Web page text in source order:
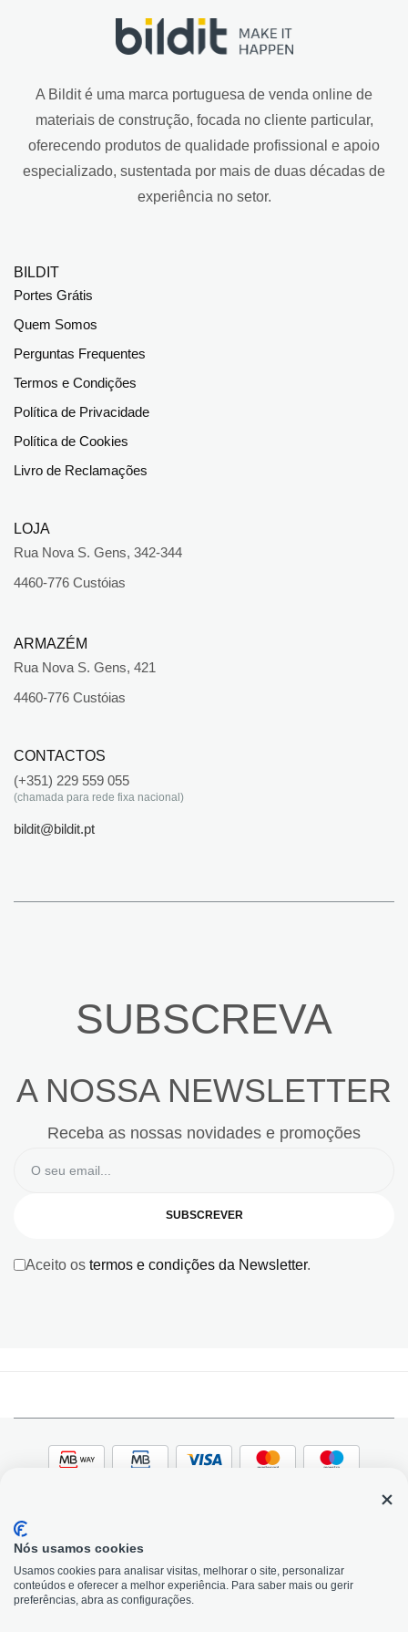
A Bildit é uma marca portuguesa de venda online de
materiais de construção, focada no cliente particular,
oferecendo produtos de qualidade profissional e apoio
especializado, sustentada por mais de duas décadas de
experiência no setor.
BILDIT
Portes Grátis
Quem Somos
Perguntas Frequentes
Termos e Condições
Política de Privacidade
Política de Cookies
Livro de Reclamações
LOJA
Rua Nova S. Gens, 342-344
4460-776 Custóias
ARMAZÉM
Rua Nova S. Gens, 421
4460-776 Custóias
CONTACTOS
(+351) 229 559 055
(chamada para rede fixa nacional)
bildit@bildit.pt
SUBSCREVA
A NOSSA NEWSLETTER
Receba as nossas novidades e promoções
SUBSCREVER
Aceito os termos e condições da Newsletter.
© 2026, Bildit. Todos os direitos reservados | Powered
by Toogas, with
Magento
Precisa de Ajuda?
Nós usamos cookies
Usamos cookies para analisar visitas, melhorar o site, personalizar
conteúdos e oferecer a melhor experiência. Para saber mais ou gerir
preferências, abra as configurações.